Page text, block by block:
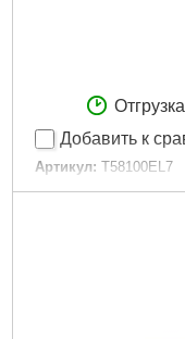
Добавить к
Артикул: T58100EL7
Код товара: 26.69.36